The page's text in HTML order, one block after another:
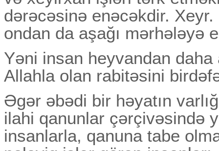
dərəcəsinə enəcəkdir.
ondan da aşağı mərhələyə
Yəni insan heyvandan
Allahla olan rabitəsini
Əgər əbədi bir həyatın
ilahi qanunlar çərçivəsində
insanlarla, qanuna tabe